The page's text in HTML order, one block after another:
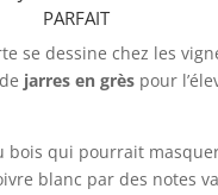
parfait
se dessine chez les
jarres en grèspour
bois qui pourrait
blanc par des notes